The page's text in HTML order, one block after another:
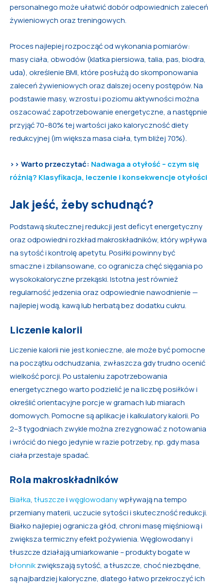
personalnego może ułatwić dobór odpowiednich zaleceń
żywieniowych oraz treningowych.
Proces najlepiej rozpocząć od wykonania pomiarów:
masy ciała, obwodów (klatka piersiowa, talia, pas, biodra,
uda), określenie BMI, które posłużą do skomponowania
zaleceń żywieniowych oraz dalszej oceny postępów. Na
podstawie masy, wzrostu i poziomu aktywności można
oszacować zapotrzebowanie energetyczne, a następnie
przyjąć 70–80% tej wartości jako kaloryczność diety
redukcyjnej (im większa masa ciała, tym bliżej 70%).
>> Warto przeczytać: Nadwaga a otyłość – czym się
różnią? Klasyfikacja, leczenie i konsekwencje otyłości
Jak jeść, żeby schudnąć?
Podstawą skutecznej redukcji jest deficyt energetyczny
oraz odpowiedni rozkład makroskładników, który wpływa
na sytość i kontrolę apetytu. Posiłki powinny być
smaczne i zbilansowane, co ogranicza chęć sięgania po
wysokokaloryczne przekąski. Istotna jest również
regularność jedzenia oraz odpowiednie nawodnienie —
najlepiej wodą, kawą lub herbatą bez dodatku cukru.
Liczenie kalorii
Liczenie kalorii nie jest konieczne, ale może być pomocne
na początku odchudzania, zwłaszcza gdy trudno ocenić
wielkość porcji. Po ustaleniu zapotrzebowania
energetycznego warto podzielić je na liczbę posiłków i
określić orientacyjne porcje w gramach lub miarach
domowych. Pomocne są aplikacje i kalkulatory kalorii. Po
2–3 tygodniach zwykle można zrezygnować z notowania
i wrócić do niego jedynie w razie potrzeby, np. gdy masa
ciała przestaje spadać.
Rola makroskładników
Białka, tłuszczeiwęglowodanywpływają na tempo
przemiany materii, uczucie sytości i skuteczność redukcji.
Białko najlepiej ogranicza głód, chroni masę mięśniową i
zwiększa termiczny efekt pożywienia. Węglowodany i
tłuszcze działają umiarkowanie – produkty bogate w
błonnikzwiększają sytość, a tłuszcze, choć niezbędne,
są najbardziej kaloryczne, dlatego łatwo przekroczyć ich